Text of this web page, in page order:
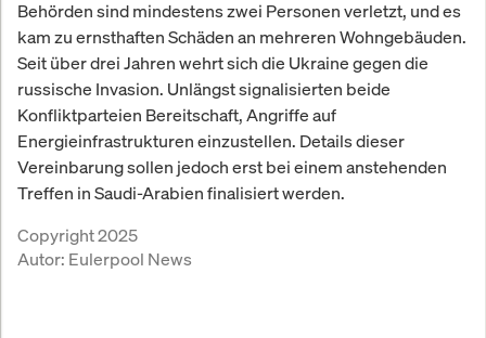
Behörden sind mindestens zwei Personen verletzt, und es
kam zu ernsthaften Schäden an mehreren Wohngebäuden.
Seit über drei Jahren wehrt sich die Ukraine gegen die
russische Invasion. Unlängst signalisierten beide
Konfliktparteien Bereitschaft, Angriffe auf
Energieinfrastrukturen einzustellen. Details dieser
Vereinbarung sollen jedoch erst bei einem anstehenden
Treffen in Saudi-Arabien finalisiert werden.
Copyright 2025
Autor: Eulerpool News